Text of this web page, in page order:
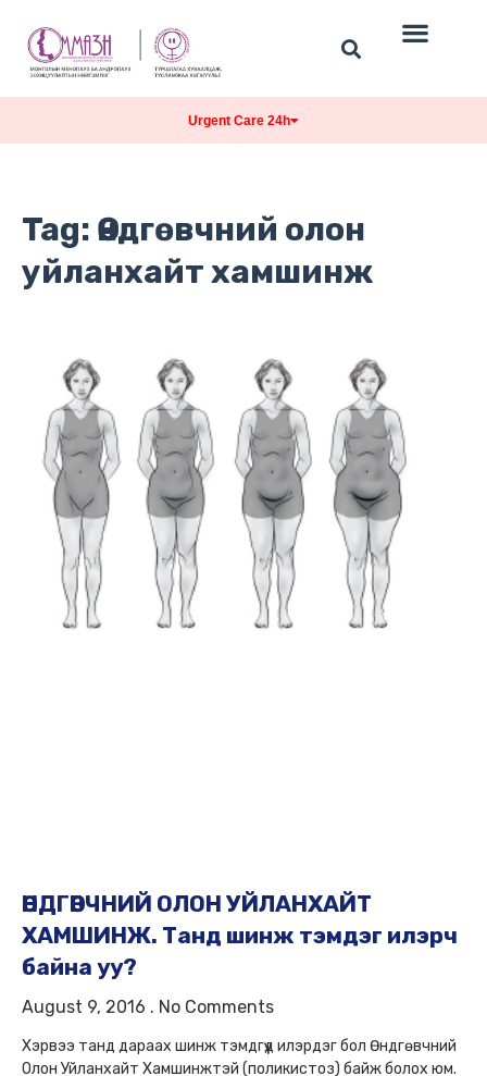
Urgent Care 24h
Tag: Өндгөвчний олон
уйланхайт хамшинж
ӨНДГӨВЧНИЙ ОЛОН УЙЛАНХАЙТ
ХАМШИНЖ. Танд шинж тэмдэг илэрч
байна уу?
August 9, 2016 No Comments
Хэрвээ танд дараах шинж тэмдгүүд илэрдэг бол Өндгөвчний
Олон Уйланхайт Хамшинжтэй (поликистоз) байж болох юм.